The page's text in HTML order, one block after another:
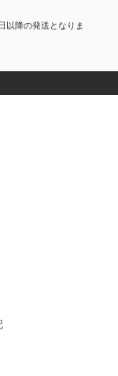
以降の発送となりま